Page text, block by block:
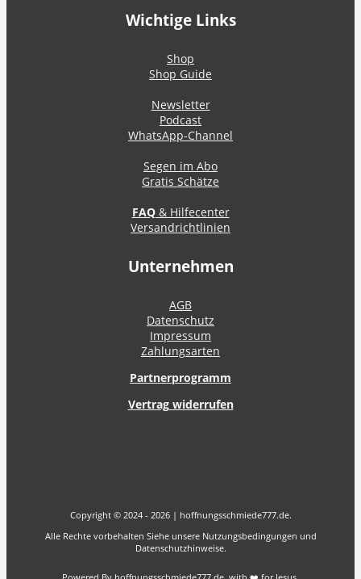
Wichtige Links
Shop
Shop Guide
Newsletter
Podcast
WhatsApp-Channel
Segen im Abo
Gratis Schätze
FAQ& Hilfecenter
Versandrichtlinien
Unternehmen
AGB
Datenschutz
Impressum
Zahlungsarten
Partnerprogramm
Vertrag widerrufen
Copyright © 2024 - 2026 | hoffnungsschmiede777.de.
Alle Rechte vorbehalten Siehe unsere Nutzungsbedingungen und
Datenschutzhinweise.